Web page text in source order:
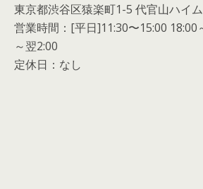
東京都渋谷区猿楽町1-5 代官山ハイ
営業時間：[平日]11:30〜15:00 18:00
～翌2:00
定休日：なし